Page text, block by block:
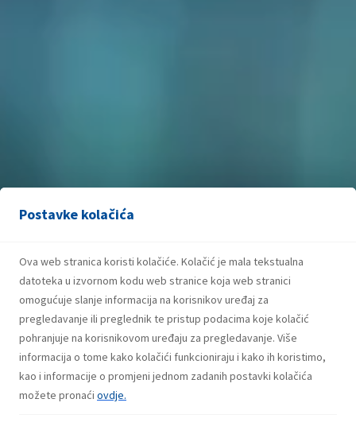
Postavke kolačića
Ova web stranica koristi kolačiće. Kolačić je mala tekstualna
datoteka u izvornom kodu web stranice koja web stranici
omogućuje slanje informacija na korisnikov uređaj za
pregledavanje ili preglednik te pristup podacima koje kolačić
pohranjuje na korisnikovom uređaju za pregledavanje. Više
informacija o tome kako kolačići funkcioniraju i kako ih koristimo,
kao i informacije o promjeni jednom zadanih postavki kolačića
možete pronaći ovdje.